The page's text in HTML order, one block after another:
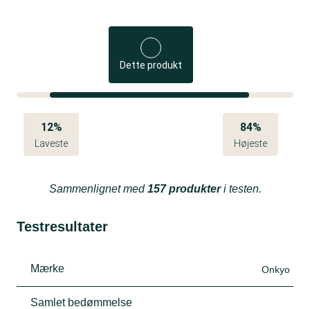
Dette produkt
12%
Laveste
84%
Højeste
Sammenlignet med157 produkteri testen.
Testresultater
Mærke Onkyo
Samlet bedømmelse